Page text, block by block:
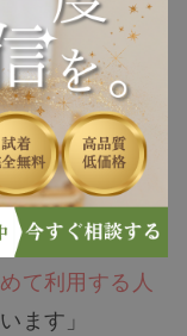
ィースアデラ
ます。
を利用するこ
らえて非常に
ス全体を通し
る配慮がしっ
て利用する人
ます」